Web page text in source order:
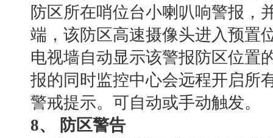
防区所在哨位台小喇叭响警报，
端，该防区高速摄像头进入预置
电视墙自动显示该警报防区位置
报的同时监控中心会远程开启所
警戒提示。可自动或手动触发。
8、 防区警告